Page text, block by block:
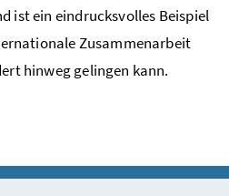
ist ein eindrucksvolles Beispiel
Zusammenarbeit
hinweg gelingen kann.